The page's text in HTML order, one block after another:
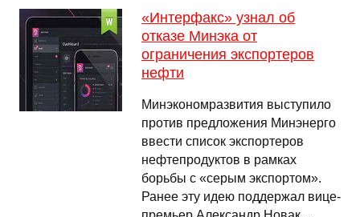
«Интерфакс» узнал об
отказе Минэка от
ограничения экспортеров
нефти
Минэкономразвития выступило
против предложения Минэнерго
ввести список экспортеров
нефтепродуктов в рамках
борьбы с «серым экспортом».
Ранее эту идею поддержал вице-